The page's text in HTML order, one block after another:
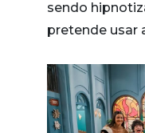
sendo
pretende usar